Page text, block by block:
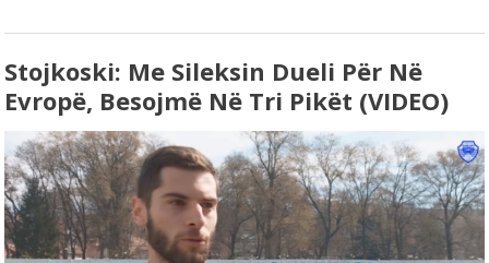
Stojkoski: Me Sileksin Dueli Për Në
Evropë, Besojmë Në Tri Pikët (VIDEO)